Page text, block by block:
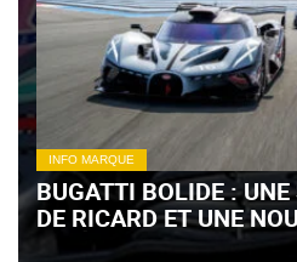
INFO MARQUE
BUGATTI BOLIDE : UNE
DE RICARD ET UNE
VIDÉO)